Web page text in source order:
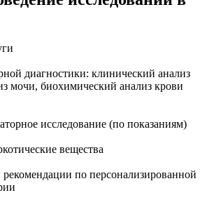
диагностики: клинический анализ
мочи, биохимический анализ крови
исследование (по показаниям)
вещества
по персонализированной